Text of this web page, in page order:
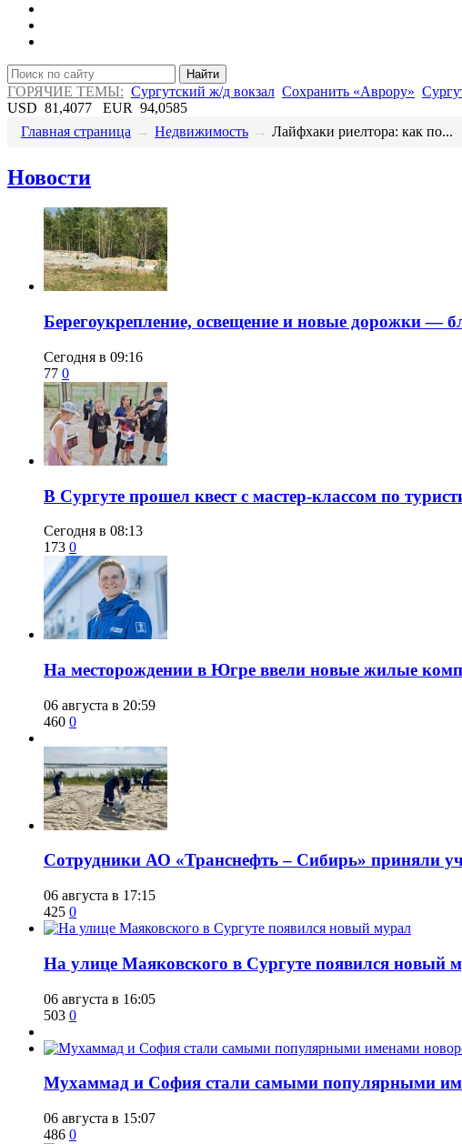
Найти
ГОРЯЧИЕ ТЕМЫ: Сургутский ж/д вокзал Сохранить «Аврору»
USD 81,4077 EUR 94,0585
Главная страница → Недвижимость → ​Лайфхаки риелтора: как по...
Новости
Берегоукрепление, освещение и новые дорожки —
Сегодня в 09:16
77 0
В Сургуте прошел квест с мастер-классом по
Сегодня в 08:13
173 0
​На месторождении в Югре ввели новые жилые
06 августа в 20:59
460 0
Сотрудники АО «Транснефть – Сибирь» приняли
06 августа в 17:15
425 0
​На улице Маяковского в Сургуте появился новый
06 августа в 16:05
503 0
​Мухаммад и София стали самыми популярными
06 августа в 15:07
486 0